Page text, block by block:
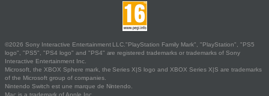
©2026 Sony Interactive Entertainment LLC."PlayStation Family Mark", "PlayStation", "PS5
logo", "PS5", "PS4 logo" and "PS4" are registered trademarks or trademarks of Sony
Interactive Entertainment Inc.
Microsoft, the XBOX Sphere mark, the Series X|S logo and XBOX Series X|S are trademarks
of the Microsoft group of companies.
Nintendo Switch est une marque de Nintendo.
Mac is a trademark of Apple Inc.